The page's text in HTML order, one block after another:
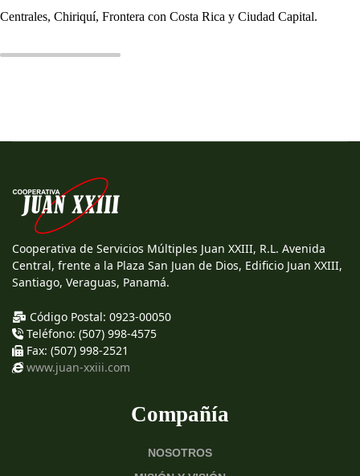
Centrales, Chiriquí, Frontera con Costa Rica y Ciudad Capital.
Cooperativa de Servicios Múltiples Juan XXIII, R.L. Avenida
Central, frente a la Plaza San Juan de Dios, Edificio Juan XXIII,
Santiago, Veraguas, Panamá.
Código Postal: 0923-00050
Teléfono: (507) 998-4575
Fax: (507) 998-2521
www.juan-xxiii.com
Compañía
NOSOTROS